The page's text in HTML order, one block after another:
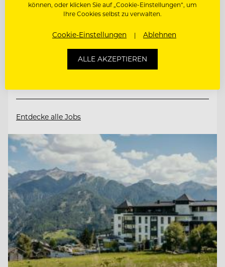
& ADMINISTRATION
Entdecke alle Jobs
können, oder klicken Sie auf „Cookie-Einstellungen“, um
Ihre Cookies selbst zu verwalten.
Cookie-Einstellungen Ablehnen
ALLE AKZEPTIEREN